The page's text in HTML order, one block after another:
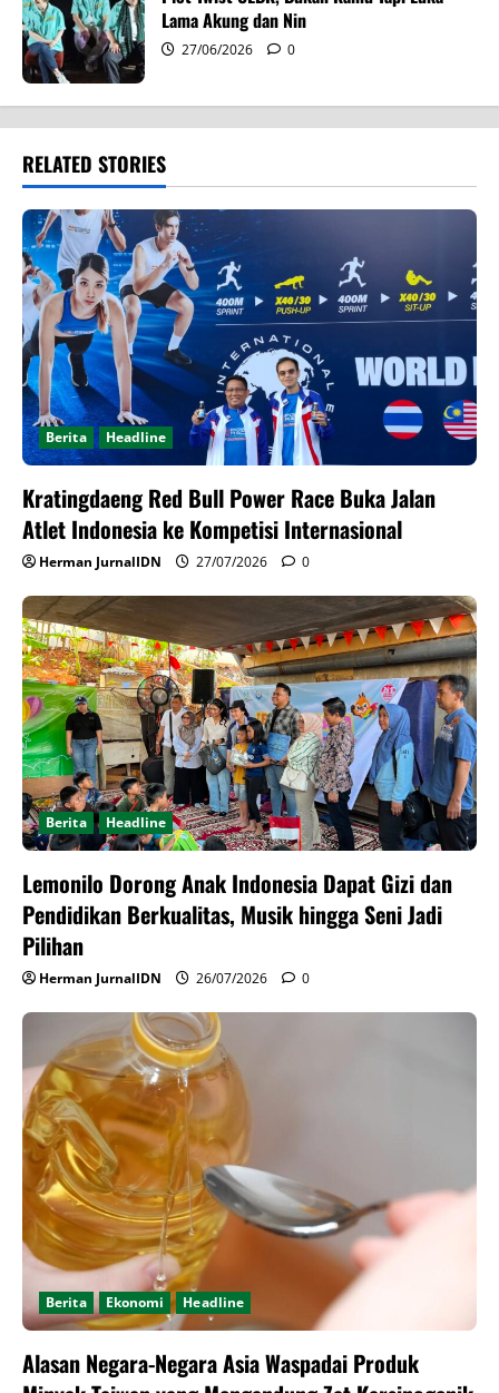
Lama Akung dan Nin
27/06/2026 0
RELATED STORIES
Berita Headline
Kratingdaeng Red Bull Power Race Buka Jalan
Atlet Indonesia ke Kompetisi Internasional
Herman JurnalIDN 27/07/2026 0
Berita Headline
Lemonilo Dorong Anak Indonesia Dapat Gizi dan
Pendidikan Berkualitas, Musik hingga Seni Jadi
Pilihan
Herman JurnalIDN 26/07/2026 0
Berita Ekonomi Headline
Alasan Negara-Negara Asia Waspadai Produk